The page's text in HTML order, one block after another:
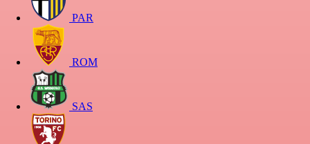
PAR
ROM
SAS